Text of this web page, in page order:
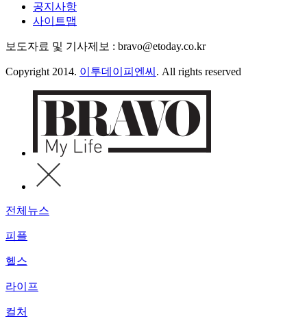
공지사항
사이트맵
보도자료 및 기사제보 : bravo@etoday.co.kr
Copyright 2014. 이투데이피엔씨 . All rights reserved
전체뉴스
피플
헬스
라이프
컬처